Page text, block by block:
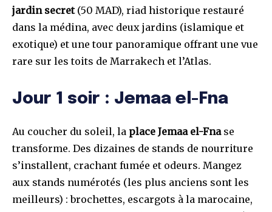
jardin secret(50 MAD), riad historique restauré
dans la médina, avec deux jardins (islamique et
exotique) et une tour panoramique offrant une vue
rare sur les toits de Marrakech et l’Atlas.
Jour 1 soir : Jemaa el-Fna
Au coucher du soleil, la place Jemaa el-Fnase
transforme. Des dizaines de stands de nourriture
s’installent, crachant fumée et odeurs. Mangez
aux stands numérotés (les plus anciens sont les
meilleurs) : brochettes, escargots à la marocaine,